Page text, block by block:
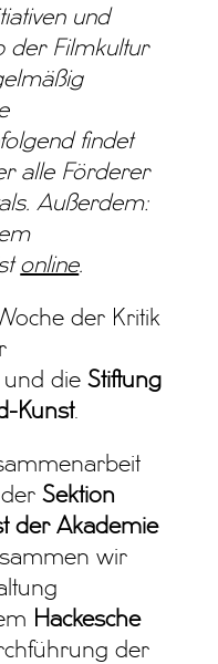
und
der Filmkultur
findet
alle Förderer
Außerdem:
online.
der Kritik
die Stiftung
Kunst.
derSektion
der Akademie
wir
Hackesche
der